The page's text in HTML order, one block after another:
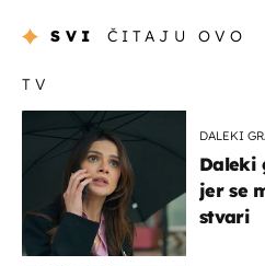
SVI ČITAJU OVO
TV
DALEKI
Daleki
jer se
stvari